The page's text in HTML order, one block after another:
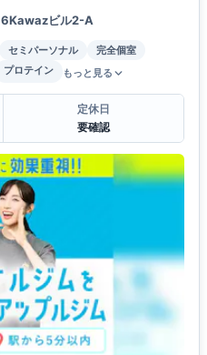
ビル2-A
セミパーソナル
完全個室
プロテイン もっと見る
定休日
要確認